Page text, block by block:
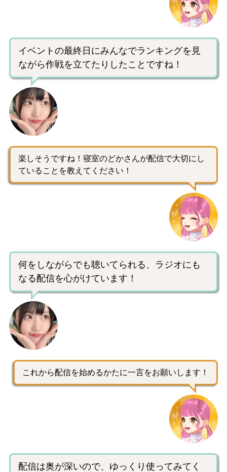
イベントの最終日にみんなでランキングを見
ながら作戦を立てたりしたことですね！
楽しそうですね！寝室のどかさんが配信で大切にし
ていることを教えてください！
何をしながらでも聴いてられる、ラジオにも
なる配信を心がけています！
これから配信を始めるかたに一言をお願いします！
配信は奥が深いので、ゆっくり使ってみてく